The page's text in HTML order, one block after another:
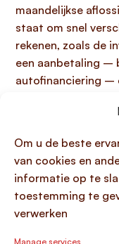
Om u de beste
van cookies en
informatie op te
toestemming te
verwerken
Manage services
maandelijkse
staat om snel
rekenen, zoals de
een aanbetaling –
autofinanciering –
de totale
financieringsvorm
optimaliseren en
Inzicht in
leenbedragen